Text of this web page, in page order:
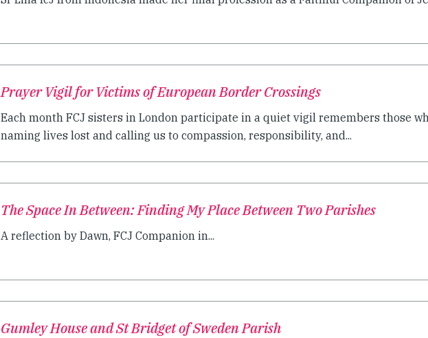
Prayer Vigil for Victims of European Border Crossings
Each month FCJ sisters in London participate in a quiet vigil remembers those
naming lives lost and calling us to compassion, responsibility, and...
The Space In Between: Finding My Place Between Two Parishes
A reflection by Dawn, FCJ Companion in...
Gumley House and St Bridget of Sweden Parish